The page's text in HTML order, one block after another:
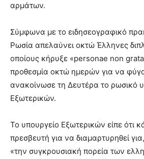
αρμάτων.
Σύμφωνα με το ειδησεογραφικό
Ρωσία απελαύνει οκτώ Έλληνες
οποίους κήρυξε «personae non
προθεσμία οκτώ ημερών για να
ανακοίνωσε τη Δευτέρα το ρωσικό
Εξωτερικών.
Το υπουργείο Εξωτερικών είπε ότι
πρεσβευτή για να διαμαρτυρηθεί
«την συγκρουσιακή πορεία των